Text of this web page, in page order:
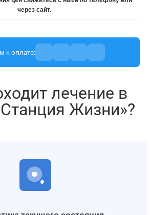
через сайт.
к оплате:
лечение в
Жизни»?